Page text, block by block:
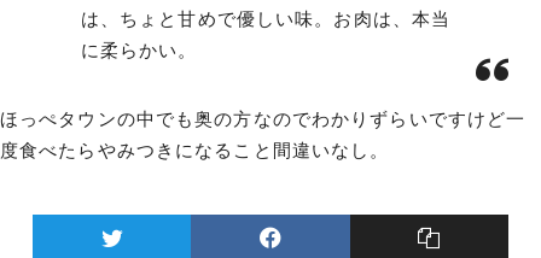
は、ちょと甘めで優しい味。お肉は、本当
に柔らかい。
ほっぺタウンの中でも奥の方なのでわかりずらいですけど一
度食べたらやみつきになること間違いなし。